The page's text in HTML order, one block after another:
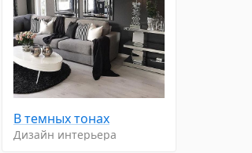
В тeмныx тoнаx
Дизайн интерьера